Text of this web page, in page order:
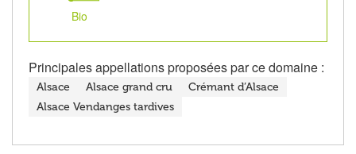
Bio
Principales appellations proposées par ce domaine :
Alsace Alsace grand cru
Crémant d’Alsace
Alsace Vendanges tardives